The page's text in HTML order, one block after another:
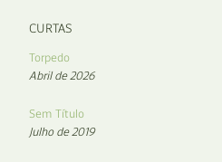
CURTAS
Torpedo
Abril de 2026
Sem Título
Julho de 2019